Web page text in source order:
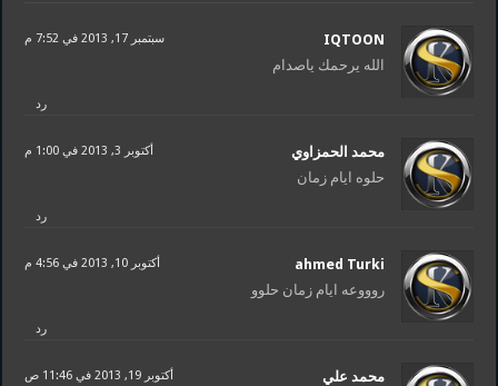
IQTOON سبتمبر 17, 2013 في 7:52 م
الله يرحمك ياصدام
رد
محمد الحمزاوي أكتوبر 3, 2013 في 1:00 م
حلوه ايام زمان
رد
ahmed Turki أكتوبر 10, 2013 في 4:56 م
روووعه ايام زمان حلوو
رد
محمد علي أكتوبر 19, 2013 في 11:46 ص